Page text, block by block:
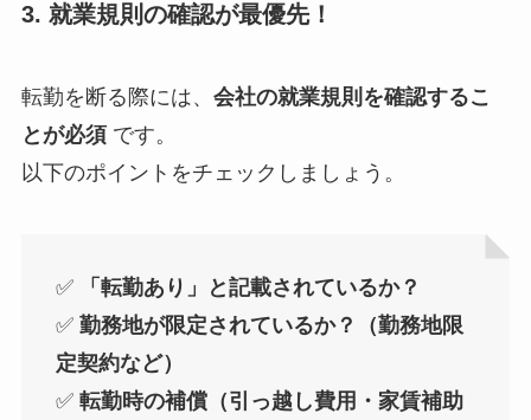
3. 就業規則の確認が最優先！
転勤を断る際には、 会社の就業規則を確認するこ
とが必須です。
以下のポイントをチェックしましょう。
✅
「転勤あり」と記載されているか？
✅ 勤務地が限定されているか？（勤務地限
定契約など）
✅ 転勤時の補償（引っ越し費用・家賃補助